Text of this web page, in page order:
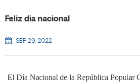
Feliz dia nacional
SEP 29, 2022
El Día Nacional de la República Popular